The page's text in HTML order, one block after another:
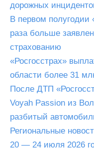
дорожных
В первом полугодии
раза больше
страхованию
«Росгосстрах»
области более 31
После ДТП
Voyah Passion из
разбитый
Региональные
20 — 24 июля 2026